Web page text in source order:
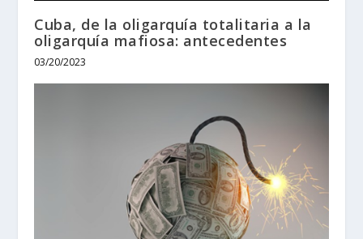
Cuba, de la oligarquía totalitaria a la
oligarquía mafiosa: antecedentes
03/20/2023